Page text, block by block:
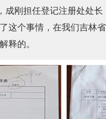
成刚担任登记注册处处
这个事情，在我们吉林
释的。